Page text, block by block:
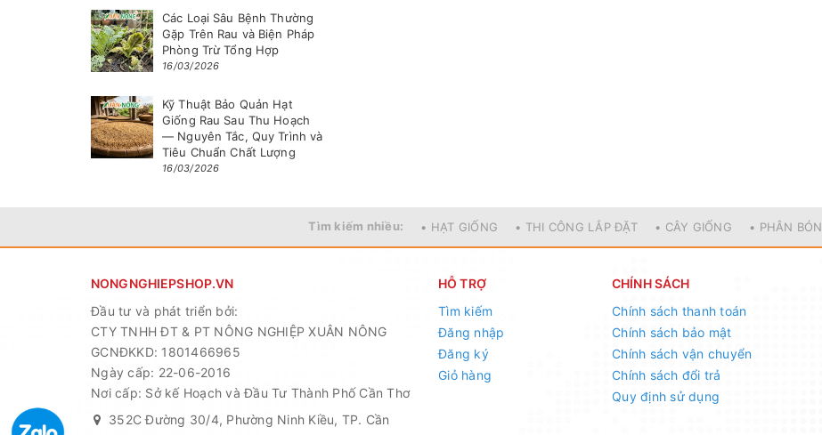
Các Loại Sâu Bệnh Thường
Gặp Trên Rau và Biện Pháp
Phòng Trừ Tổng Hợp
16/03/2026
Kỹ Thuật Bảo Quản Hạt
Giống Rau Sau Thu Hoạch
— Nguyên Tắc, Quy Trình và
Tiêu Chuẩn Chất Lượng
16/03/2026
Tìm kiếm nhiều: • HẠT GIỐNG • THI CÔNG LẮP ĐẶT • CÂY GIỐNG • PHÂN BÓN
NONGNGHIEPSHOP.VN
Đầu tư và phát triển bởi:
CTY TNHH ĐT & PT NÔNG NGHIỆP XUÂN NÔNG
GCNĐKKD: 1801466965
Ngày cấp: 22-06-2016
Nơi cấp: Sở kế Hoạch và Đầu Tư Thành Phố Cần Thơ
352C Đường 30/4, Phường Ninh Kiều, TP. Cần
HỖ TRỢ
Tìm kiếm
Đăng nhập
Đăng ký
Giỏ hàng
CHÍNH SÁCH
Chính sách thanh toán
Chính sách bảo mật
Chính sách vận chuyển
Chính sách đổi trả
Quy định sử dụng